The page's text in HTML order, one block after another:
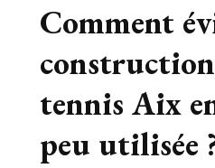
Comment
tennis Aix
peu utilisée